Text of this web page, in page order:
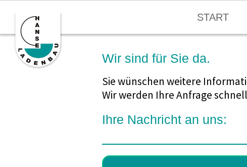
START
Wir sind für Sie da.
Sie wünschen weitere
Wir werden Ihre Anfrage
Ihre Nachricht an uns: